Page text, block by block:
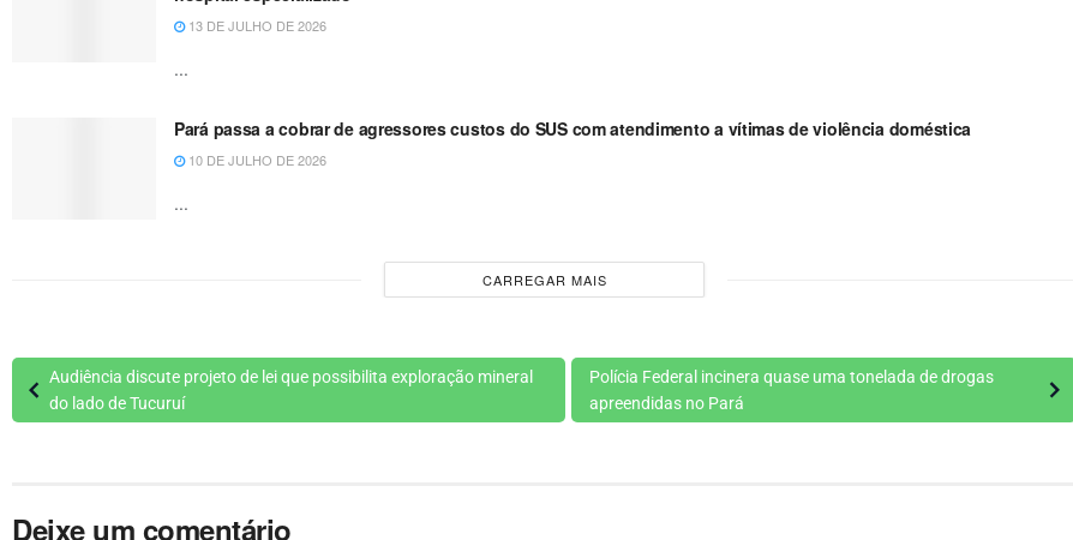
13 DE JULHO DE 2026
...
Pará passa a cobrar de agressores custos do SUS com atendimento a vítimas de violência doméstica
10 DE JULHO DE 2026
...
CARREGAR MAIS
Audiência discute projeto de lei que possibilita exploração mineral
do lado de Tucuruí
Polícia Federal incinera quase uma tonelada de drogas
apreendidas no Pará
Deixe um comentário